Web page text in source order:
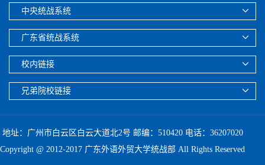
中央统战系统
广东省统战系统
校内链接
兄弟院校链接
地址：广州市白云区白云大道北2号 邮编：510420 电话：36207020
Copyright @ 2012-2017 广东外语外贸大学统战部 All Rights Reserved